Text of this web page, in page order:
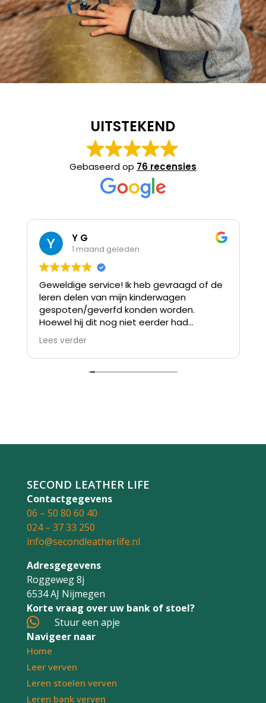
UITSTEKEND
Gebaseerd op 76 recensies
Y G
1 maand geleden
Geweldige service! Ik heb gevraagd of de
leren delen van mijn kinderwagen
gespoten/geverfd konden worden.
Hoewel hij dit nog niet eerder had
gedaan, is het resultaat werkelijk prachtig
geworden. De kinderwagen ziet er weer
als nieuw uit!
het resultaat :)
Lees verder
SECOND LEATHER LIFE
Contactgegevens
06 – 50 80 60 40
024 – 37 33 250
info@secondleatherlife.nl
Adresgegevens
Roggeweg 8j
6534 AJ Nijmegen
Korte vraag over uw bank of stoel?

Stuur een apje
Navigeer naar
Home
Leer verven
Leren stoelen verven
Leren bank verven